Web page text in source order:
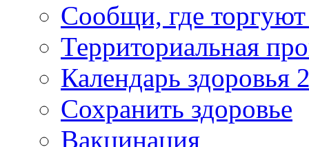
Сообщи, где
Территориальная
Календарь здоровья
Сохранить здоровье
Вакцинация